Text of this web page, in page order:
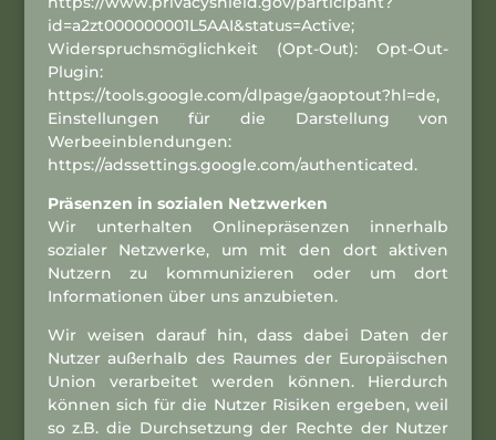
id=a2zt000000001L5AAI&status=Active;
Widerspruchsmöglichkeit (Opt-Out): Opt-Out-
Plugin:
https://tools.google.com/dlpage/gaoptout?hl=de,
Einstellungen für die Darstellung von
Werbeeinblendungen:
https://adssettings.google.com/authenticated.
Präsenzen in sozialen Netzwerken
Wir unterhalten Onlinepräsenzen innerhalb
sozialer Netzwerke, um mit den dort aktiven
Nutzern zu kommunizieren oder um dort
Informationen über uns anzubieten.
Wir weisen darauf hin, dass dabei Daten der
Nutzer außerhalb des Raumes der Europäischen
Union verarbeitet werden können. Hierdurch
können sich für die Nutzer Risiken ergeben, weil
so z.B. die Durchsetzung der Rechte der Nutzer